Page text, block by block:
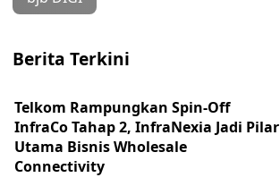
Berita Terkini
Telkom Rampungkan Spin-Off
InfraCo Tahap 2, InfraNexia Jadi Pilar
Utama Bisnis Wholesale
Connectivity